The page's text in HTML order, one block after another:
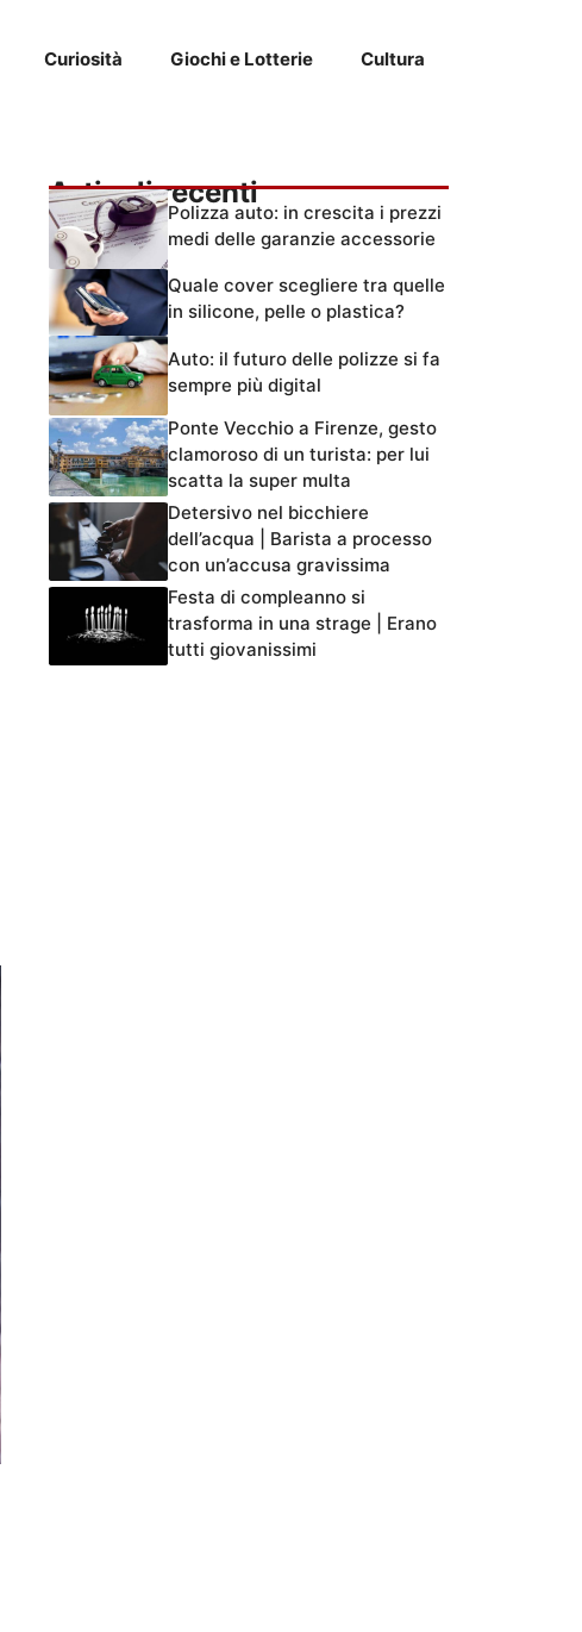
Curiosità Giochi e Lotterie Cultura
Articoli recenti
Polizza auto: in crescita i prezzi
medi delle garanzie accessorie
Quale cover scegliere tra quelle
in silicone, pelle o plastica?
Auto: il futuro delle polizze si fa
sempre più digital
Ponte Vecchio a Firenze, gesto
clamoroso di un turista: per lui
scatta la super multa
Detersivo nel bicchiere
dell’acqua | Barista a processo
con un’accusa gravissima
Festa di compleanno si
trasforma in una strage | Erano
tutti giovanissimi